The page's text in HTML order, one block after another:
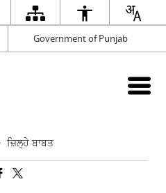
Government of Punjab
ਜ਼ਿਲ੍ਹੇ ਬਾਬਤ